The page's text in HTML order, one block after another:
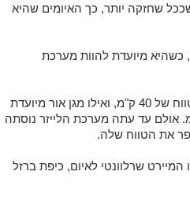
שחזקה יותר, כך האיומים שהיא
כשהיא מיועדת להוות מערכת
כיפת ברזל נועדה ליירוט לאיומים רקטיים בטווח של 40 ק"מ, ואילו מגן אור מיועדת
מערכת משלימה בטווח של עד 10 ק"מ. אולם עד עתה מערכת הלייזר נוסתה
את הטווח שלה.
שרלוונטי לאיום, כיפת ברזל